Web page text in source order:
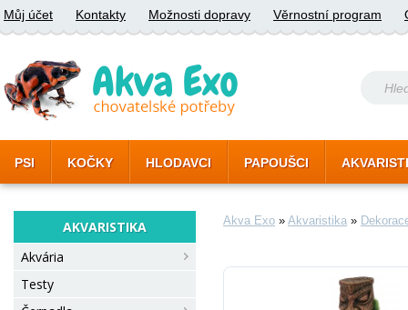
Můj účet Kontakty Možnosti dopravy Věrnostní program
PSI KOČKY HLODAVCI PAPOUŠCI
AKVARISTIKA
Akvária
Testy
Akva Exo » Akvaristika »